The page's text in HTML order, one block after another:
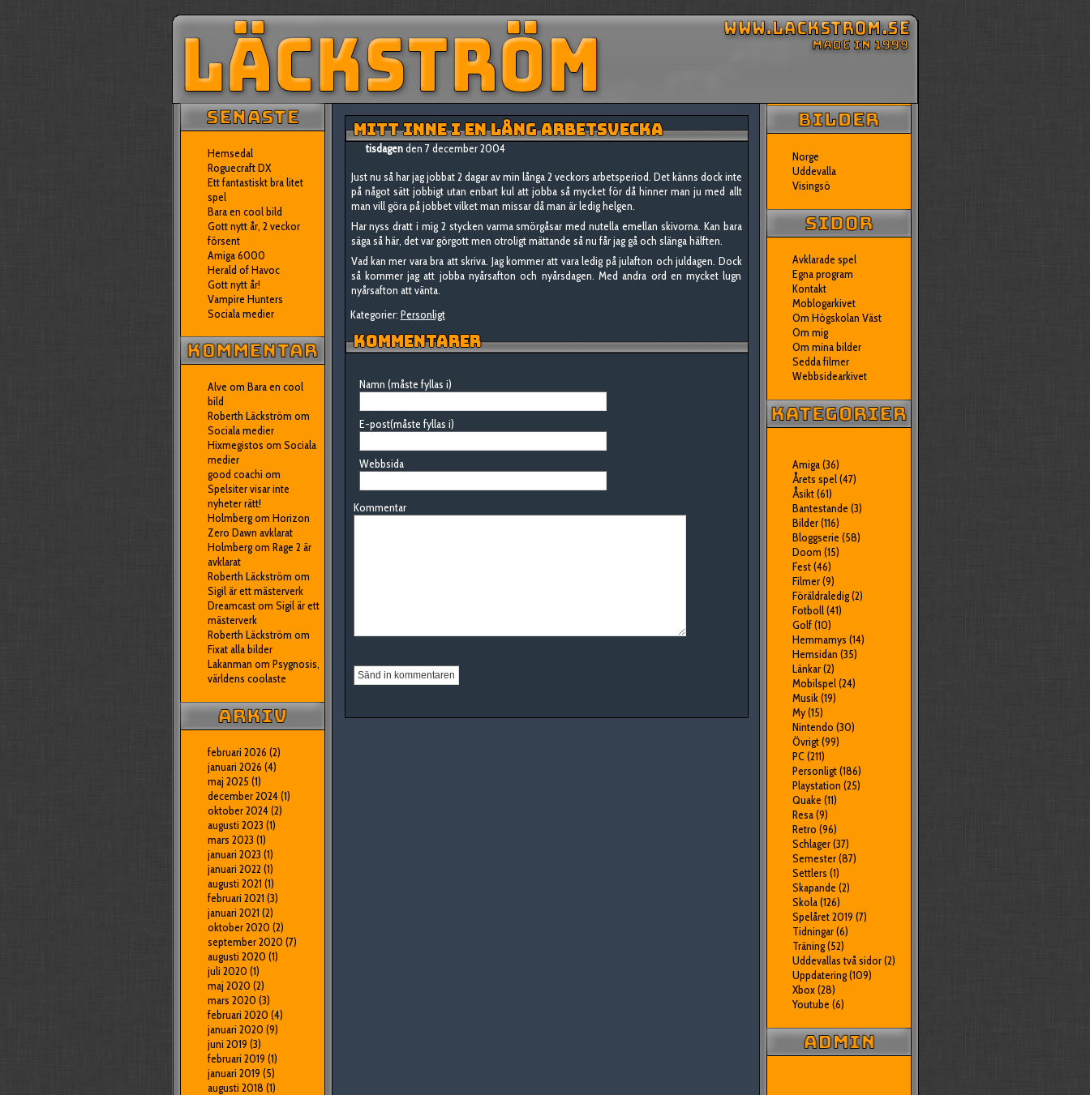
Hemsedal
Roguecraft DX
Ett fantastiskt bra litet
spel
Bara en cool bild
Gott nytt år, 2 veckor
försent
Amiga 6000
Herald of Havoc
Gott nytt år!
Vampire Hunters
Sociala medier
Alve om Bara en cool
bild
Roberth Läckström om
Sociala medier
Hixmegistos om Sociala
medier
good coachi om
Spelsiter visar inte
nyheter rätt!
Holmbergom Horizon
Zero Dawn avklarat
Holmbergom Rage 2 är
avklarat
Roberth Läckström om
Sigil är ett mästerverk
Dreamcastom Sigil är ett
mästerverk
Roberth Läckström om
Fixat alla bilder
Lakanman om Psygnosis,
världens coolaste
februari 2026 (2)
januari 2026 (4)
maj 2025 (1)
december 2024(1)
oktober 2024(2)
augusti 2023 (1)
mars 2023 (1)
januari 2023 (1)
januari 2022 (1)
augusti 2021 (1)
februari 2021 (3)
januari 2021 (2)
oktober 2020 (2)
september 2020 (7)
augusti 2020 (1)
juli 2020 (1)
maj 2020 (2)
mars 2020 (3)
februari 2020 (4)
januari 2020 (9)
juni 2019 (3)
februari 2019 (1)
januari 2019 (5)
augusti 2018 (1)
MITT INNE I EN LÅNG ARBETSVECKA
tisdagenden 7 december 2004
Just nu så har jag jobbat 2 dagar av min långa 2 veckors arbetsperiod. Det känns dock inte
på något sätt jobbigt utan enbart kul att jobba så mycket för då hinner man ju med allt
man vill göra på jobbet vilket man missar då man är ledig helgen.
Har nyss dratt i mig 2 stycken varma smörgåsar med nutella emellan skivorna. Kan bara
säga så här, det var görgott men otroligt mättande så nu får jag gå och slänga hälften.
Vad kan mer vara bra att skriva. Jag kommer att vara ledig på julafton och juldagen. Dock
så kommer jag att jobba nyårsafton och nyårsdagen. Med andra ord en mycket lugn
nyårsafton att vänta.
Kategorier: Personligt
KOMMENTARER
Namn (måste fyllas i)
E-post(måste fyllas i)
Webbsida
Kommentar
Norge
Uddevalla
Visingsö
Avklarade spel
Egna program
Kontakt
Moblogarkivet
Om Högskolan Väst
Om mig
Om mina bilder
Sedda filmer
Webbsidearkivet
Amiga(36)
Årets spel(47)
Åsikt(61)
Bantestande (3)
Bilder(116)
Bloggserie (58)
Doom (15)
Fest(46)
Filmer(9)
Föräldraledig(2)
Fotboll(41)
Golf(10)
Hemmamys (14)
Hemsidan (35)
Länkar(2)
Mobilspel(24)
Musik(19)
My(15)
Nintendo (30)
Övrigt(99)
PC (211)
Personligt(186)
Playstation (25)
Quake (11)
Resa(9)
Retro (96)
Schlager(37)
Semester(87)
Settlers (1)
Skapande (2)
Skola(126)
Spelåret 2019 (7)
Tidningar(6)
Träning(52)
Uddevallas två sidor(2)
Uppdatering(109)
Xbox(28)
Youtube (6)